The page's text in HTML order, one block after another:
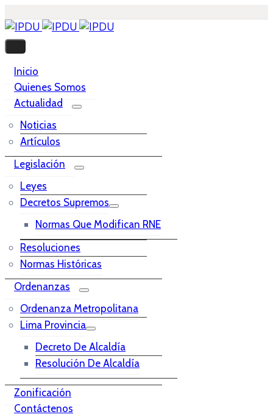
Inicio
Quienes Somos
Actualidad
Noticias
Artículos
Legislación
Leyes
Decretos Supremos
Normas Que Modifican RNE
Resoluciones
Normas Históricas
Ordenanzas
Ordenanza Metropolitana
Lima Provincia
Decreto De Alcaldía
Resolución De Alcaldía
Zonificación
Contáctenos